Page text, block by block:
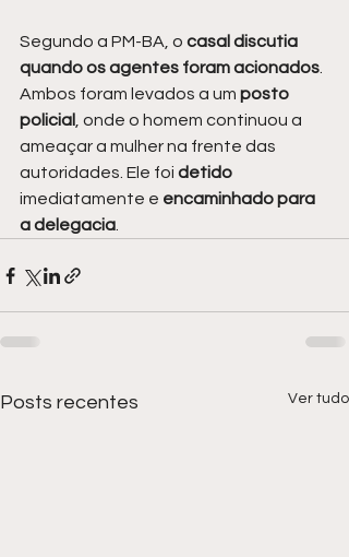
Segundo a PM-BA, o casal discutia
quando os agentes foram acionados.
Ambos foram levados a um posto
policial , onde o homem continuou a
ameaçar a mulher na frente das
autoridades. Ele foi detido
imediatamente e encaminhado para
a delegacia.
Posts recentes Ver tudo